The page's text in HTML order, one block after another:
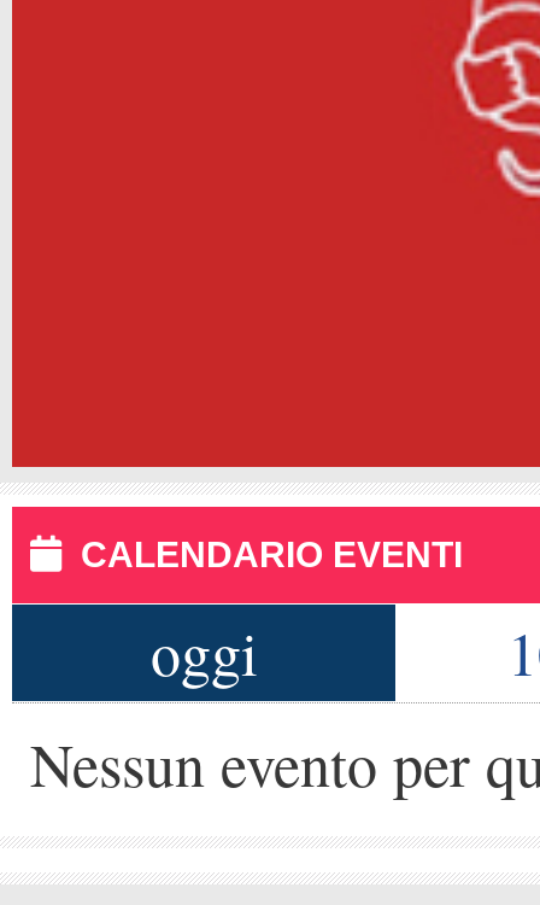
CALENDARIO EVENTI
oggi
Nessun evento per